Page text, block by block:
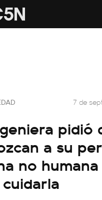
7 de
pidió
a su
no